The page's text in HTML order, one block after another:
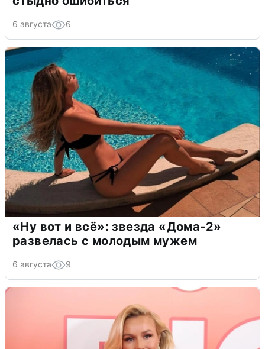
6 августа 6
«Ну вот и всё»: звезда «Дома-2»
развелась с молодым мужем
6 августа 9